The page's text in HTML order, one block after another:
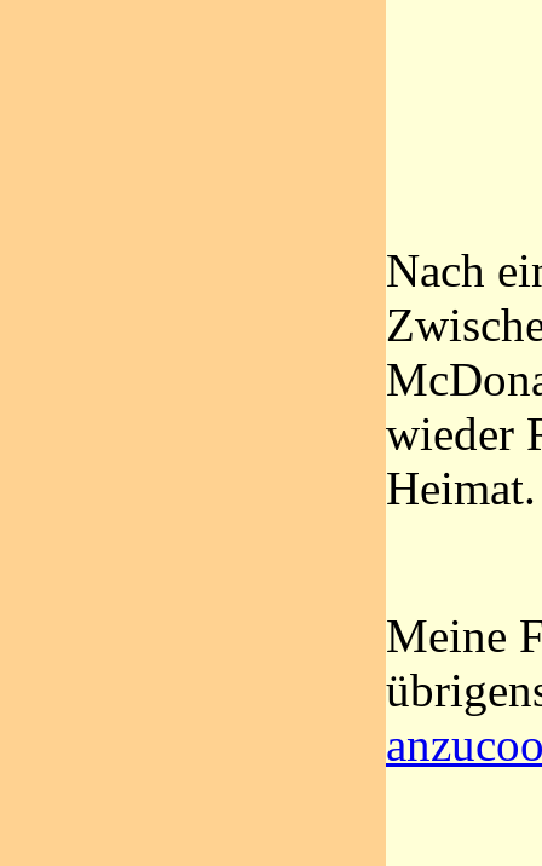
Nach
wieder
Heimat.
Meine